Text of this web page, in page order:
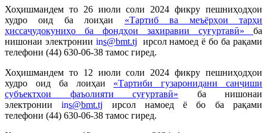
Хоҳишмандем то 26 июли соли 2024 фикру пешниҳодҳои
худро оид ба лоиҳаи «Тартиб ва меъёрҳои тарҳи
ҳиссаҷудокуниҳо ба фондҳои захиравии суғуртавӣ»
ба
нишонаи электронии ins@bmt.tj ирсол намоед ё бо ба рақами
телефони (44) 630-06-38 тамос гиред.
Хоҳишмандем то 12 июли соли 2024 фикру пешниҳодҳои
худро оид ба лоиҳаи «Тартиби гузаронидани санҷиши
субъектҳои фаъолияти суғуртавӣ» ба нишонаи
электронииins@bmt.tj ирсол намоед ё бо ба рақами
телефони (44) 630-06-38 тамос гиред.